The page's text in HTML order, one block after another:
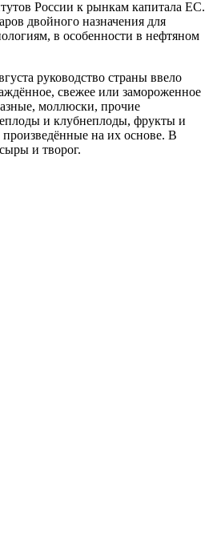
России к рынкам капитала ЕС.
двойного назначения для
в особенности в нефтяном
руководство страны ввело
свежее или замороженное
моллюски, прочие
и клубнеплоды, фрукты и
на их основе. В
и творог.